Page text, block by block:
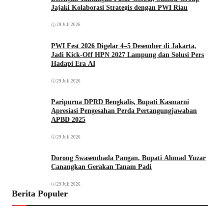
Jajaki Kolaborasi Strategis dengan PWI Riau
29 Juli 2026
PWI Fest 2026 Digelar 4–5 Desember di Jakarta,
Jadi Kick-Off HPN 2027 Lampung dan Solusi Pers
Hadapi Era AI
29 Juli 2026
Paripurna DPRD Bengkalis, Bupati Kasmarni
Apresiasi Pengesahan Perda Pertangungjawaban
APBD 2025
29 Juli 2026
Dorong Swasembada Pangan, Bupati Ahmad Yuzar
Canangkan Gerakan Tanam Padi
29 Juli 2026
Berita Populer